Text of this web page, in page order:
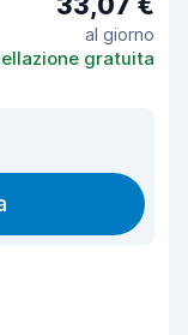
al giorno
gratuita